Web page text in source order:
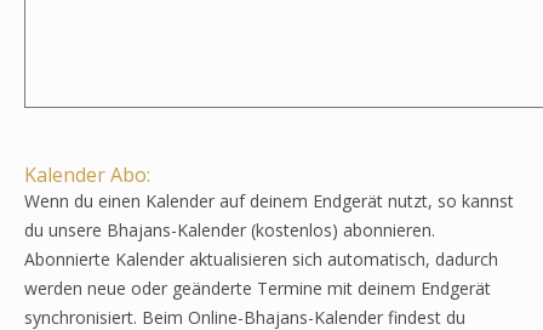
Kalender Abo:
Wenn du einen Kalender auf deinem Endgerät nutzt, so kannst
du unsere Bhajans-Kalender (kostenlos) abonnieren.
Abonnierte Kalender aktualisieren sich automatisch, dadurch
werden neue oder geänderte Termine mit deinem Endgerät
synchronisiert. Beim Online-Bhajans-Kalender findest du